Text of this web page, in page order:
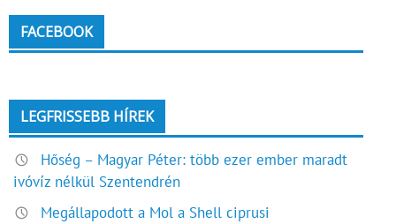
FACEBOOK
LEGFRISSEBB HÍREK
Hőség – Magyar Péter: több ezer ember maradt
ivóvíz nélkül Szentendrén
Megállapodott a Mol a Shell ciprusi